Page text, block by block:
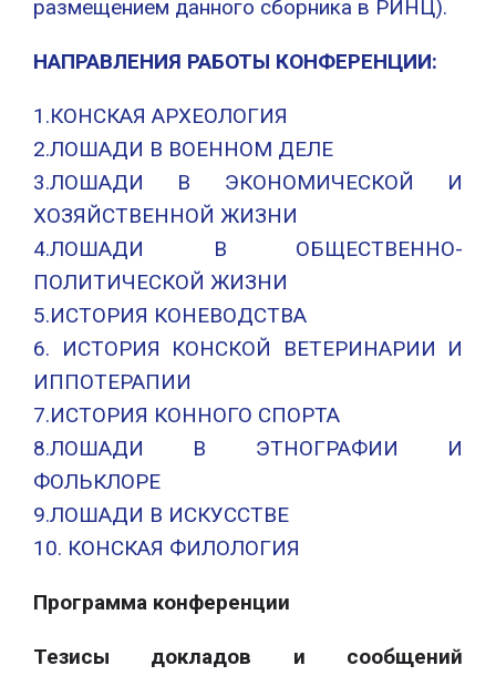
размещением данного сборника в РИНЦ).
НАПРАВЛЕНИЯ РАБОТЫ КОНФЕРЕНЦИИ:
1.КОНСКАЯ АРХЕОЛОГИЯ
2.ЛОШАДИ В ВОЕННОМ ДЕЛЕ
3.ЛОШАДИ В ЭКОНОМИЧЕСКОЙ И
ХОЗЯЙСТВЕННОЙ ЖИЗНИ
4.ЛОШАДИ В ОБЩЕСТВЕННО-
ПОЛИТИЧЕСКОЙ ЖИЗНИ
5.ИСТОРИЯ КОНЕВОДСТВА
6. ИСТОРИЯ КОНСКОЙ ВЕТЕРИНАРИИ И
ИППОТЕРАПИИ
7.ИСТОРИЯ КОННОГО СПОРТА
8.ЛОШАДИ В ЭТНОГРАФИИ И
ФОЛЬКЛОРЕ
9.ЛОШАДИ В ИСКУССТВЕ
10. КОНСКАЯ ФИЛОЛОГИЯ
Программа конференции
Тезисы докладов и сообщений